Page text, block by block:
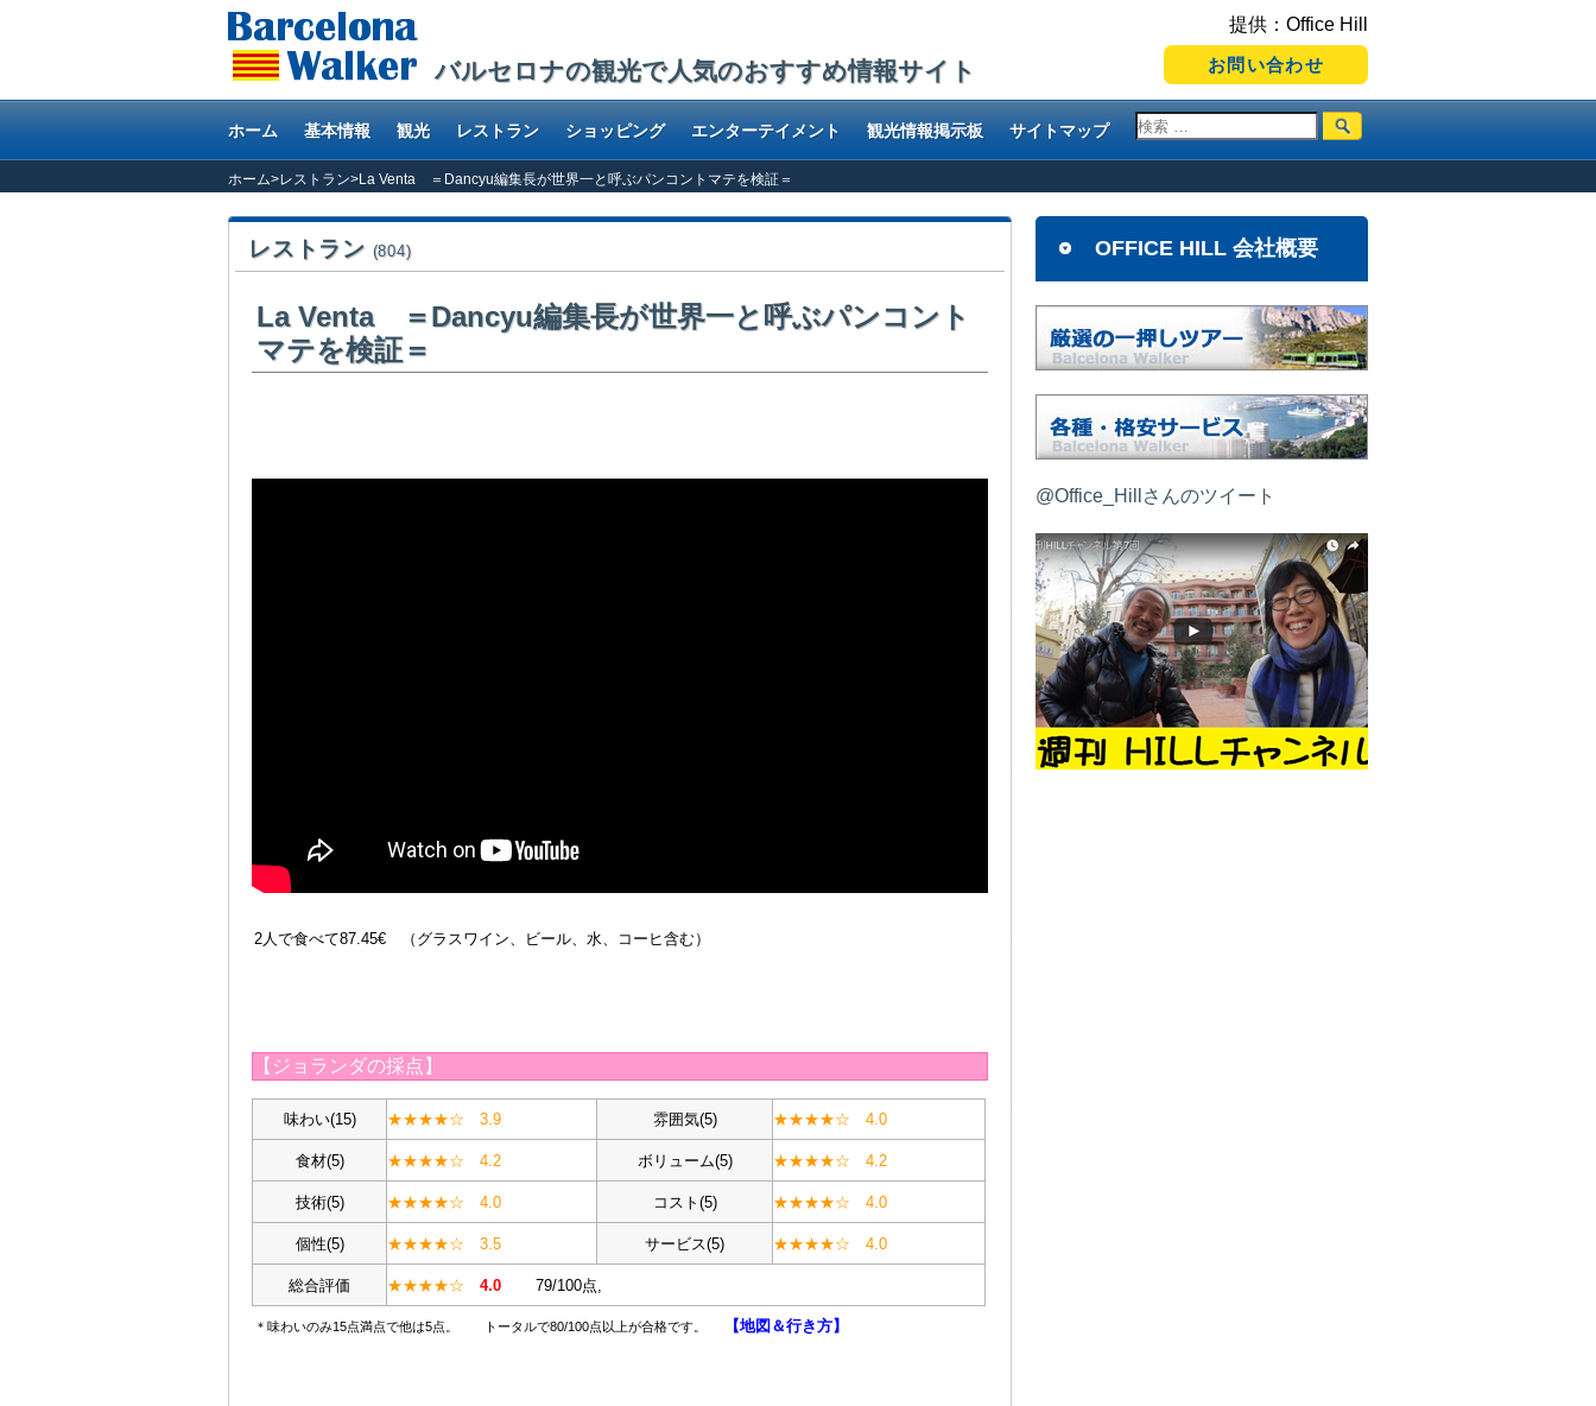
バルセロナの観光で人気のおすすめ情報サイト
提供：Office Hill
お問い合わせ
ホーム 基本情報 観光 レストラン ショッピング エンターテイメント 観光情報掲示板 サイトマップ
ホーム>レストラン>La Venta ＝Dancyu編集長が世界一と呼ぶパンコントマテを検証＝
レストラン (804)
La Venta ＝Dancyu編集長が世界一と呼ぶパンコント
マテを検証＝
2人で食べて87.45€ （グラスワイン、ビール、水、コーヒ含む）
【ジョランダの採点】
味わい(15) ★★★★☆ 3.9 雰囲気(5) ★★★★☆ 4.0
食材(5) ★★★★☆ 4.2 ボリューム(5) ★★★★☆ 4.2
技術(5) ★★★★☆ 4.0 コスト(5) ★★★★☆ 4.0
個性(5) ★★★★☆ 3.5 サービス(5) ★★★★☆ 4.0
総合評価 ★★★★☆ 4.0 79/100点,
＊味わいのみ15点満点で他は5点。 トータルで80/100点以上が合格です。 【地図＆行き方】
OFFICE HILL 会社概要
@Office_Hillさんのツイート